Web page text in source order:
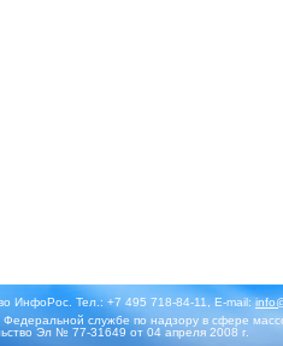
ИнфоРос. Тел.: +7 495 718-84-11, E-mail:
службе по надзору в сфере
Эл № 77-31649 от 04 апреля 2008 г.